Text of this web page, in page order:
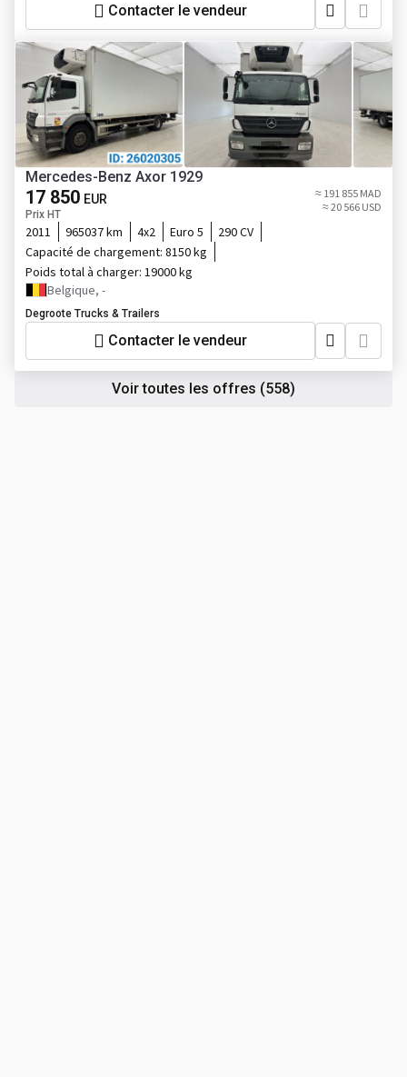
Contacter le vendeur
Mercedes-Benz Axor 1929
17 850 EUR
Prix HT
≈ 191 855 MAD
≈ 20 566 USD
2011 965037 km 4x2 Euro 5
290 CV
Capacité de chargement: 8150 kg
Poids total à charger: 19000 kg
Belgique, -
Degroote Trucks & Trailers
Contacter le vendeur
Voir toutes les offres (558)